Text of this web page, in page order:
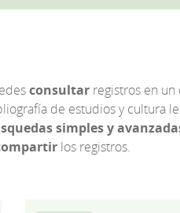
consultarregistros en un
de estudios y cultura
simples y
los registros.